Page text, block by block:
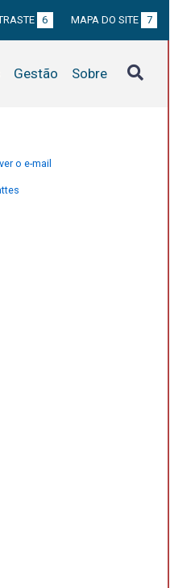
6 MAPA DO SITE 7
Gestão Sobre
o e-mail